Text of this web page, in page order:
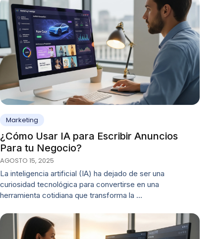
Marketing
¿Cómo Usar IA para Escribir Anuncios
Para tu Negocio?
AGOSTO 15, 2025
La inteligencia artificial (IA) ha dejado de ser una
curiosidad tecnológica para convertirse en una
herramienta cotidiana que transforma la …